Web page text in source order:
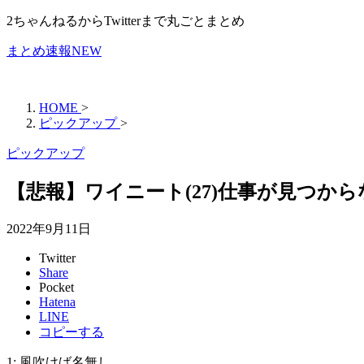
2ちゃんねるからTwitterまで丸ごとまとめ
まとめ速報NEW
HOME >
ピックアップ >
ピックアップ
【悲報】ワイニート(27)仕事が見つから
2022年9月11日
Twitter
Share
Pocket
Hatena
LINE
コピーする